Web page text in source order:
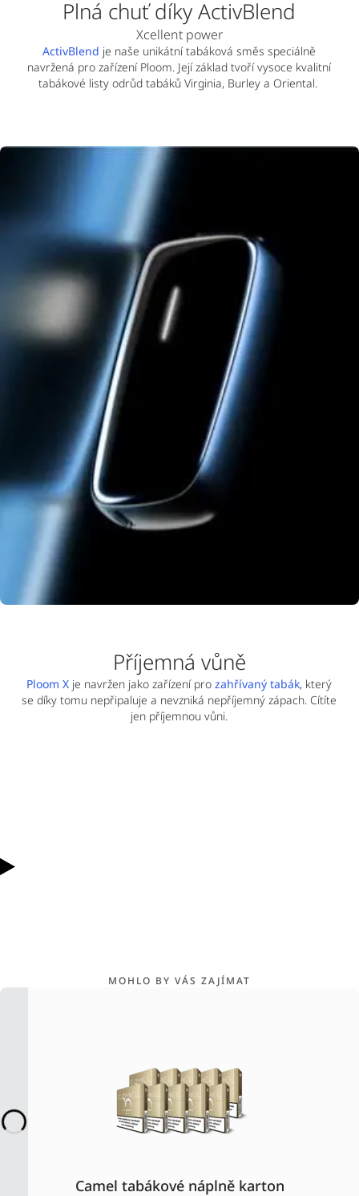
Plná chuť díky ActivBlend
Xcellent power
ActivBlend je naše unikátní tabáková směs speciálně
navržená pro zařízení Ploom. Její základ tvoří vysoce kvalitní
tabákové listy odrůd tabáků Virginia, Burley a Oriental.
Příjemná vůně
Ploom X je navržen jako zařízení pro zahřívaný tabák, který
se díky tomu nepřipaluje a nevzniká nepříjemný zápach. Cítíte
jen příjemnou vůni.
MOHLO BY VÁS ZAJÍMAT
Camel tabákové náplně karton